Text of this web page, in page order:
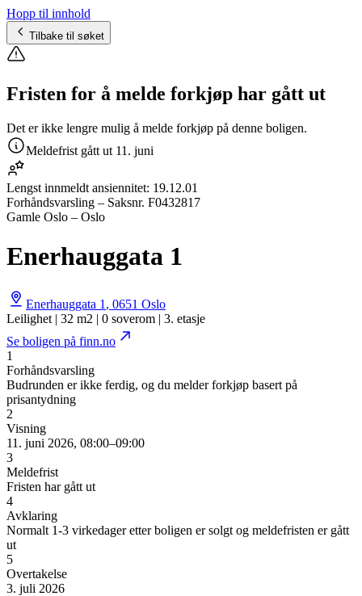
Hopp til innhold
Tilbake til søket
Fristen for å melde forkjøp har gått ut
Det er ikke lengre mulig å melde forkjøp på denne boligen.
Meldefrist gått ut 11. juni
Lengst innmeldt ansiennitet: 19.12.01
Forhåndsvarsling – Saksnr. F0432817
Gamle Oslo – Oslo
Enerhauggata 1
Enerhauggata 1 , 0651 Oslo
Leilighet | 32 m2 | 0 soverom | 3. etasje
Se boligen på finn.no
1
Forhåndsvarsling
Budrunden er ikke ferdig, og du melder forkjøp basert på
prisantydning
2
Visning
11. juni 2026, 08:00–09:00
3
Meldefrist
Fristen har gått ut
4
Avklaring
Normalt 1-3 virkedager etter boligen er solgt og meldefristen er gått
ut
5
Overtakelse
3. juli 2026